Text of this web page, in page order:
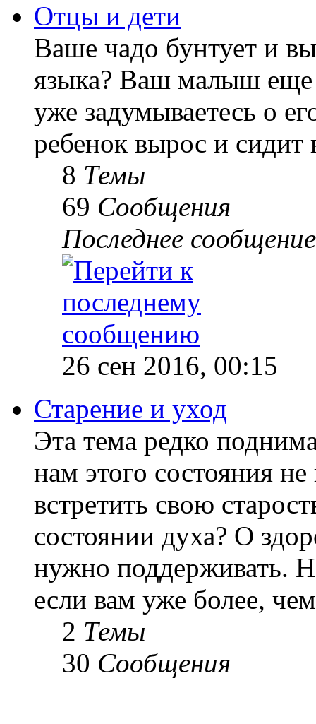
Отцы и дети
Ваше чадо бунтует и
языка? Ваш малыш еще
уже задумываетесь о
ребенок вырос и сидит
8 Темы
69 Сообщения
Последнее сообщение
26 сен 2016, 00:15
Старение и уход
Эта тема редко
нам этого состояния
встретить свою
состоянии духа? О
нужно поддерживать.
если вам уже более,
2 Темы
30 Сообщения